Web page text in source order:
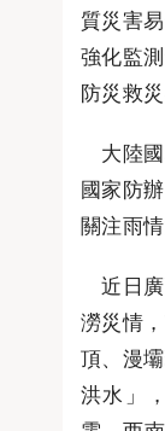
質災害
強化監
防災救
大陸國
國家防
關注雨
近日廣
澇災情
頂、漫
洪水」